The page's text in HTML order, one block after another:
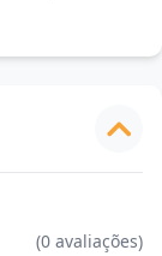
(0 avaliações)